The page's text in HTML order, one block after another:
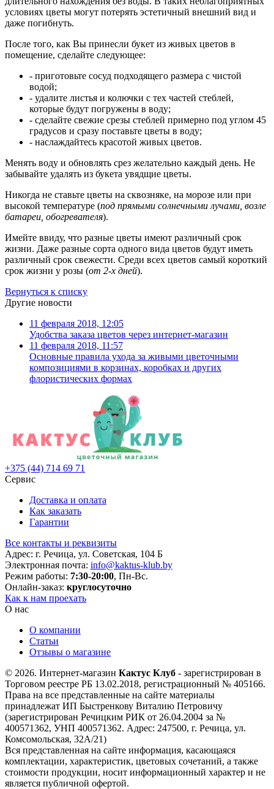
условиях цветы могут потерять эстетичный внешний вид и
даже погибнуть.
После того, как Вы принесли букет из живых цветов в
помещение, сделайте следующее:
- приготовьте сосуд подходящего размера с чистой
водой;
- удалите листья и колючки с тех частей стеблей,
которые будут погружены в воду;
- сделайте свежие срезы стеблей примерно под углом 45
градусов и сразу поставьте цветы в воду;
- наслаждайтесь красотой живых цветов.
Менять воду и обновлять срез желательно каждый день. Не
забывайте удалять из букета увядщие цветы.
Никогда не ставьте цветы на сквозняке, на морозе или при
высокой температуре (под прямыми солнечными лучами, возле
батареи, обогревателя).
Имейте ввиду, что разные цветы имеют различный срок
жизни. Даже разные сорта одного вида цветов будут иметь
различный срок свежести. Среди всех цветов самый короткий
срок жизни у розы (от 2-х дней).
Вернуться к списку
Другие новости
11 февраля 2018, 12:05
Удобства заказа цветов через интернет-магазин
11 февраля 2018, 11:57
Основные правила ухода за живыми цветочными
композициями в корзинах, коробках и других
флористических формах
+375 (44) 714 69 71
Сервис
Доставка и оплата
Как заказать
Гарантии
Все контакты и реквизиты
Адрес: г. Речица, ул. Советская, 104 Б
Электронная почта: info@kaktus-klub.by
Режим работы: 7:30-20:00, Пн-Вс.
Онлайн-заказ: круглосуточно
Как к нам проехать
О нас
О компании
Статьи
Отзывы о магазине
© 2026. Интернет-магазин Кактус Клуб - зарегистрирован в
Торговом реестре РБ 13.02.2018, регистрационный № 405166.
Права на все представленные на сайте материалы
принадлежат ИП Быстренкову Виталию Петровичу
(зарегистрирован Речицким РИК от 26.04.2004 за №
400571362, УНП 400571362. Адрес: 247500, г. Речица, ул.
Комсомольская, 32А/21)
Вся представленная на сайте информация, касающаяся
комплектации, характеристик, цветовых сочетаний, а также
стоимости продукции, носит информационный характер и не
является публичной офертой.